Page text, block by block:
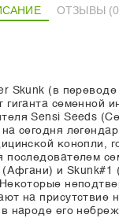
Skunk (в переводе
семенной
Sensi Seeds
сегодня
конопли,
последователем
(Афгани) и Skunk#1
на присутствие
народе его